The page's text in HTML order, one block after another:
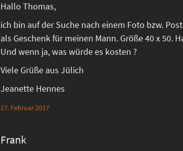
Hallo Thomas,
ich bin auf der Suche nach einem Foto bzw.
als Geschenk für meinen Mann. Größe 40 x 50.
Und wenn ja, was würde es kosten ?
Viele Grüße aus Jülich
Jeanette Hennes
17. Februar 2017
Frank